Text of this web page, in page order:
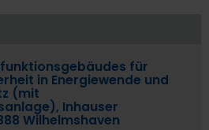
für
in Energiewende und
(mit
Inhauser
Wilhelmshaven